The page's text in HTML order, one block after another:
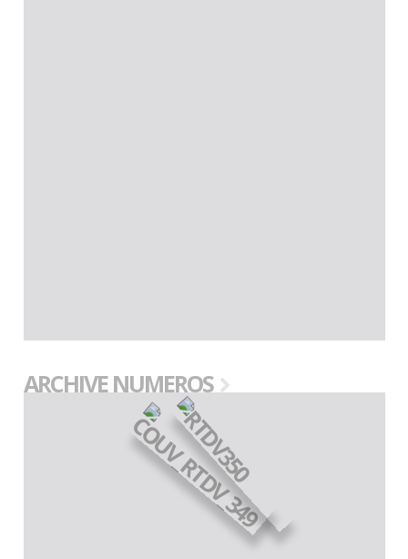
ARCHIVE NUMEROS